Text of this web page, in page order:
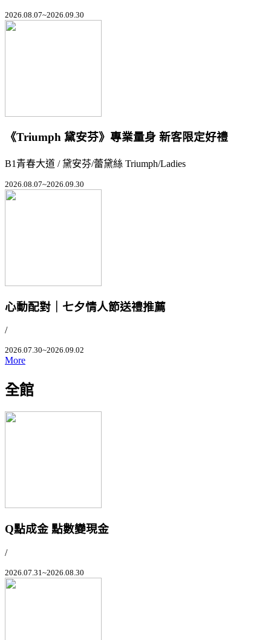
2026.08.07~2026.09.30
《Triumph 黛安芬》專業量身 新客限定好禮
B1青春大道 / 黛安芬/蕾黛絲 Triumph/Ladies
2026.08.07~2026.09.30
心動配對｜七夕情人節送禮推薦
/
2026.07.30~2026.09.02
More
全館
Q點成金 點數變現金
/
2026.07.31~2026.08.30